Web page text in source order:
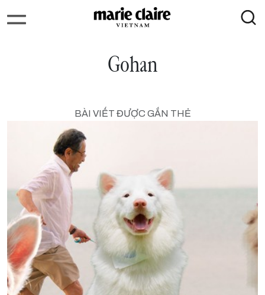
Gohan
BÀI VIẾT ĐƯỢC GẮN THẺ